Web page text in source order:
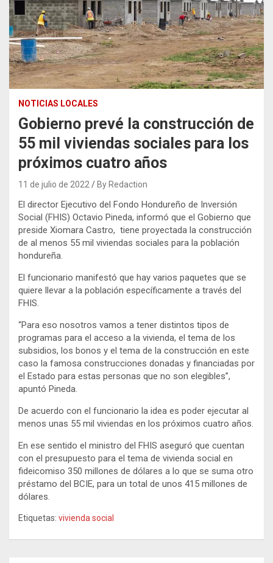
NOTICIAS LOCALES
Gobierno prevé la construcción de
55 mil viviendas sociales para los
próximos cuatro años
11 de julio de 2022 By Redaction
El director Ejecutivo del Fondo Hondureño de Inversión
Social (FHIS) Octavio Pineda, informó que el Gobierno que
preside Xiomara Castro, tiene proyectada la construcción
de al menos 55 mil viviendas sociales para la población
hondureña.
El funcionario manifestó que hay varios paquetes que se
quiere llevar a la población específicamente a través del
FHIS.
“Para eso nosotros vamos a tener distintos tipos de
programas para el acceso a la vivienda, el tema de los
subsidios, los bonos y el tema de la construcción en este
caso la famosa construcciones donadas y financiadas por
el Estado para estas personas que no son elegibles”,
apuntó Pineda.
De acuerdo con el funcionario la idea es poder ejecutar al
menos unas 55 mil viviendas en los próximos cuatro años.
En ese sentido el ministro del FHIS aseguró que cuentan
con el presupuesto para el tema de vivienda social en
fideicomiso 350 millones de dólares a lo que se suma otro
préstamo del BCIE, para un total de unos 415 millones de
dólares.
Etiquetas: vivienda social